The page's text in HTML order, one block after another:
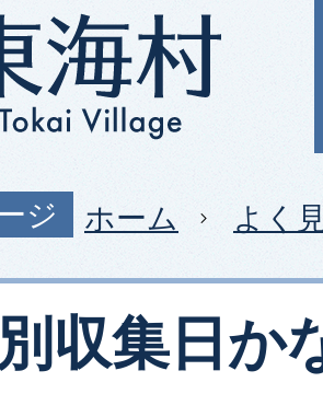
ジ ホーム よく
収集日か